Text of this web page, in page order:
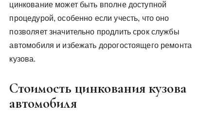
цинкование может быть вполне доступной
процедурой, особенно если учесть, что оно
позволяет значительно продлить срок службы
автомобиля и избежать дорогостоящего ремонта
кузова.
Стоимость цинкования кузова
автомобиля